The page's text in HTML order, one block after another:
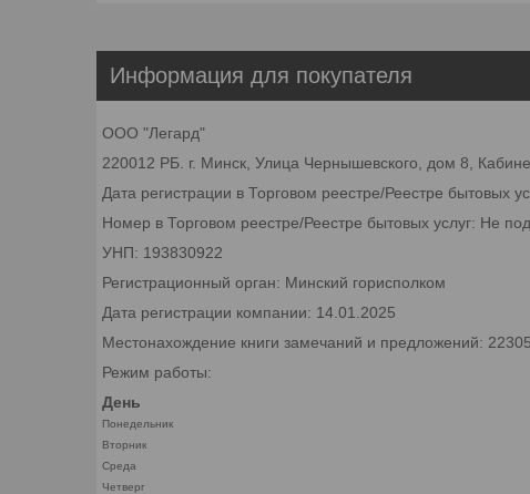
Информация для покупателя
ООО "Легард"
220012 РБ. г. Минск, Улица Чернышевского, дом 8,
Дата регистрации в Торговом реестре/Реестре бытовых
Номер в Торговом реестре/Реестре бытовых услуг: Не
УНП: 193830922
Регистрационный орган: Минский горисполком
Дата регистрации компании: 14.01.2025
Местонахождение книги замечаний и предложений:
Режим работы:
День
Понедельник
Вторник
Среда
Четверг